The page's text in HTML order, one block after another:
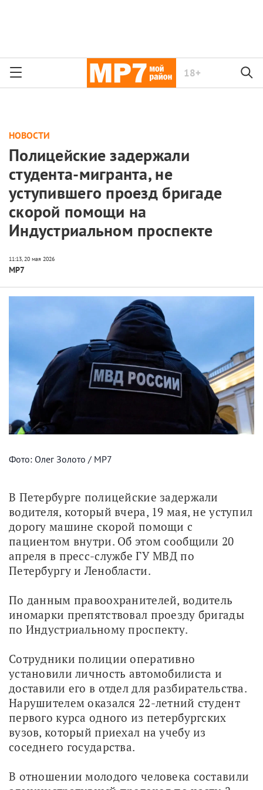
18+
НОВОСТИ
Полицейские задержали
студента-мигранта, не
уступившего проезд бригаде
скорой помощи на
Индустриальном проспекте
МР7
Фото: Олег Золото / МР7
В Петербурге полицейские задержали
водителя, который вчера, 19 мая, не уступил
дорогу машине скорой помощи с
пациентом внутри. Об этом сообщили 20
апреля в пресс-службе ГУ МВД по
Петербургу и Ленобласти.
По данным правоохранителей, водитель
иномарки препятствовал проезду бригады
по Индустриальному проспекту.
Сотрудники полиции оперативно
установили личность автомобилиста и
доставили его в отдел для разбирательства.
Нарушителем оказался 22-летний студент
первого курса одного из петербургских
вузов, который приехал на учебу из
соседнего государства.
В отношении молодого человека составили